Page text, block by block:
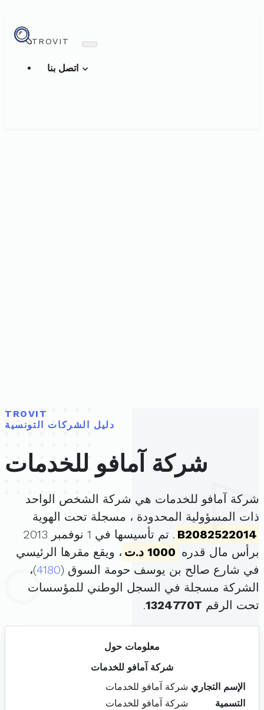
TROVIT
TROVIT
دليل الشركات التونسية
شركة آمافو للخدمات
شركة آمافو للخدمات هي شركة الشخص الواحد
ذات المسؤولية المحدودة ، مسجلة تحت الهوية
B2082522014
. تم تأسيسها في 1 نوفمبر 2013
برأس مال قدره 1000 د.ت
، ويقع مقرها الرئيسي
في شارع صالح بن يوسف حومة السوق (4180)،
الشركة مسجلة في السجل الوطني للمؤسسات
تحت الرقم 1324770T
.
معلومات حول
شركة آمافو للخدمات
الإسم التجاري شركة آمافو للخدمات
التسمية
شركة آمافو للخدمات